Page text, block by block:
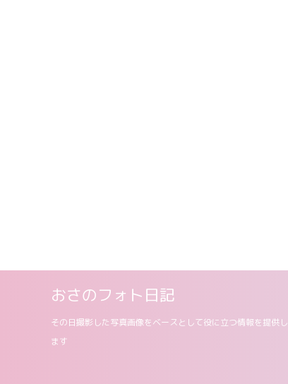
おさのフォト日記
その日撮影した写真画像をベースとして役に立つ情報を提供し
ます